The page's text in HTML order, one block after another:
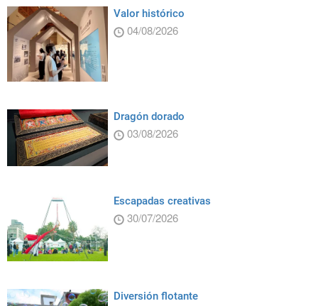
Valor histórico
04/08/2026
Dragón dorado
03/08/2026
Escapadas creativas
30/07/2026
Diversión flotante